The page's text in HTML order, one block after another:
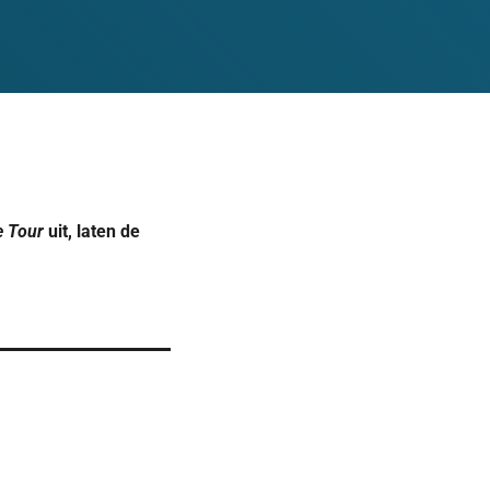
Tour uit, laten de